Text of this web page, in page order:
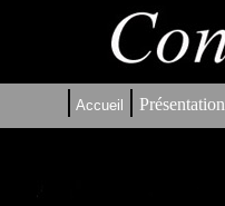
| Accueil | Présentation